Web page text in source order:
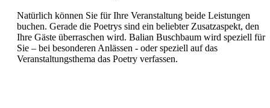
Natürlich können Sie für Ihre Veranstaltung beide Leistungen
buchen. Gerade die Poetrys sind ein beliebter Zusatzaspekt, den
Ihre Gäste überraschen wird. Balian Buschbaum wird speziell für
Sie – bei besonderen Anlässen - oder speziell auf das
Veranstaltungsthema das Poetry verfassen.